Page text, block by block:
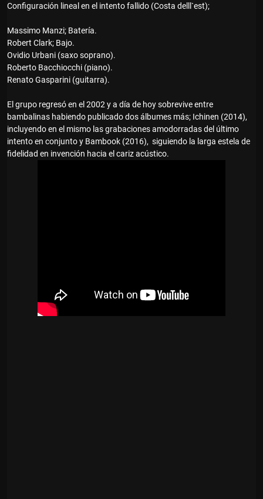
Configuración lineal en el intento fallido (Costa delll`est);
Massimo Manzi; Batería.
Robert Clark; Bajo.
Ovidio Urbani (saxo soprano).
Roberto Bacchiocchi (piano).
Renato Gasparini (guitarra).
El grupo regresó en el 2002 y a día de hoy sobrevive entre
bambalinas habiendo publicado dos álbumes más; Ichinen (2014),
incluyendo en el mismo las grabaciones amodorradas del último
intento en conjunto y Bambook ‎(2016), siguiendo la larga estela de
fidelidad en invención hacia el cariz acústico.